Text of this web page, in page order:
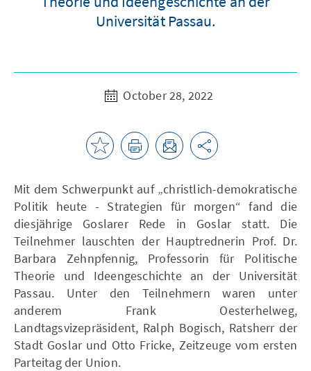
Universität Passau.
October 28, 2022
Mit dem Schwerpunkt auf „christlich-demokratische
Politik heute - Strategien für morgen“ fand die
diesjährige Goslarer Rede in Goslar statt. Die
Teilnehmer lauschten der Hauptrednerin Prof. Dr.
Barbara Zehnpfennig, Professorin für Politische
Theorie und Ideengeschichte an der Universität
Passau. Unter den Teilnehmern waren unter
anderem Frank Oesterhelweg,
Landtagsvizepräsident, Ralph Bogisch, Ratsherr der
Stadt Goslar und Otto Fricke, Zeitzeuge vom ersten
Parteitag der Union.